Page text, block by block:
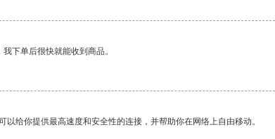
下单后很快就能收到商品。
以给你提供最高速度和安全性的连接，并帮助你在网络上自由移动。